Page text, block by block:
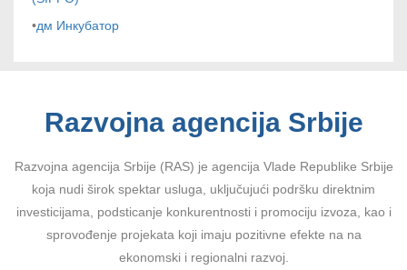
•дм Инкубатор
Razvojna agencija Srbije
Razvojna agencija Srbije (RAS) je agencija Vlade Republike Srbije
koja nudi širok spektar usluga, uključujući podršku direktnim
investicijama, podsticanje konkurentnosti i promociju izvoza, kao i
sprovođenje projekata koji imaju pozitivne efekte na na
ekonomski i regionalni razvoj.